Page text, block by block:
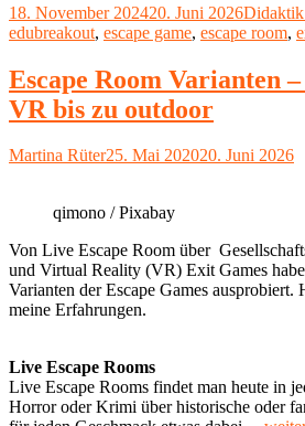
im
Bildungskontext"
Veröffentlicht
am
18. November 202420. Juni 2026
edubreakout, escape game, escape room,
Escape Room Varianten
VR bis zu outdoor
Autor
Martina RüterVeröffentlicht
25. Mai 202020. Juni 2026
qimono / Pixabay
Von Live Escape Room über
und Virtual Reality (VR) Exit Games
Varianten der Escape Games ausprobiert.
meine Erfahrungen.
Live Escape Rooms
Live Escape Rooms findet man heute in
Horror oder Krimi über historische oder